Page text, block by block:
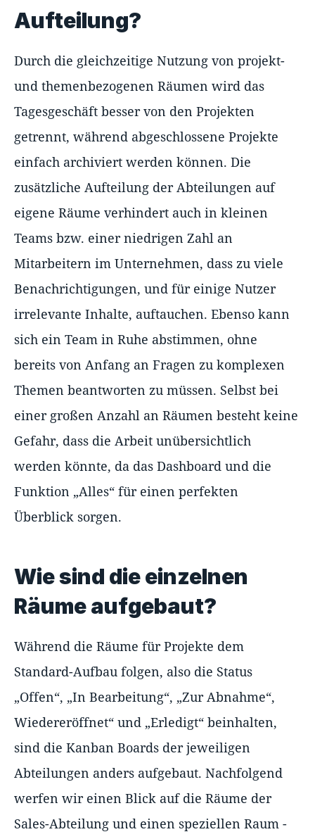
Aufteilung?
Durch die gleichzeitige Nutzung von projekt-
und themenbezogenen Räumen wird das
Tagesgeschäft besser von den Projekten
getrennt, während abgeschlossene Projekte
einfach archiviert werden können. Die
zusätzliche Aufteilung der Abteilungen auf
eigene Räume verhindert auch in kleinen
Teams bzw. einer niedrigen Zahl an
Mitarbeitern im Unternehmen, dass zu viele
Benachrichtigungen, und für einige Nutzer
irrelevante Inhalte, auftauchen. Ebenso kann
sich ein Team in Ruhe abstimmen, ohne
bereits von Anfang an Fragen zu komplexen
Themen beantworten zu müssen. Selbst bei
einer großen Anzahl an Räumen besteht keine
Gefahr, dass die Arbeit unübersichtlich
werden könnte, da das Dashboard und die
Funktion „Alles“ für einen perfekten
Überblick sorgen.
Wie sind die einzelnen
Räume aufgebaut?
Während die Räume für Projekte dem
Standard-Aufbau folgen, also die Status
„Offen“, „In Bearbeitung“, „Zur Abnahme“,
Wiedereröffnet“ und „Erledigt“ beinhalten,
sind die Kanban Boards der jeweiligen
Abteilungen anders aufgebaut. Nachfolgend
werfen wir einen Blick auf die Räume der
Sales-Abteilung und einen speziellen Raum -